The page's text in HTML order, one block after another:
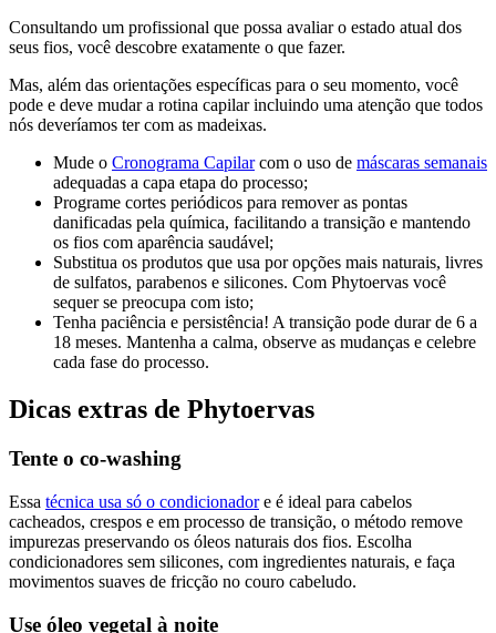
Consultando um profissional que possa avaliar o estado atual dos
seus fios, você descobre exatamente o que fazer.
Mas, além das orientações específicas para o seu momento, você
pode e deve mudar a rotina capilar incluindo uma atenção que todos
nós deveríamos ter com as madeixas.
Mude o Cronograma Capilarcom o uso de máscaras semanais
adequadas a capa etapa do processo;
Programe cortes periódicos para remover as pontas
danificadas pela química, facilitando a transição e mantendo
os fios com aparência saudável;
Substitua os produtos que usa por opções mais naturais, livres
de sulfatos, parabenos e silicones. Com Phytoervas você
sequer se preocupa com isto;
Tenha paciência e persistência! A transição pode durar de 6 a
18 meses. Mantenha a calma, observe as mudanças e celebre
cada fase do processo.
Dicas extras de Phytoervas
Tente o co-washing
Essa técnica usa só o condicionadore é ideal para cabelos
cacheados, crespos e em processo de transição, o método remove
impurezas preservando os óleos naturais dos fios. Escolha
condicionadores sem silicones, com ingredientes naturais, e faça
movimentos suaves de fricção no couro cabeludo.
Use óleo vegetal à noite